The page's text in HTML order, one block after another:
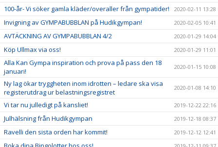
100-år- Vi söker gamla kläder/overaller från gympatider! 2020-02-11 13:28
Invigning av GYMPABUBBLAN på Hudikgympan! 2020-02-05 10:41
AVTÄCKNING AV GYMPABUBBLAN 4/2 2020-01-29 14:04
Köp Ullmax via oss! 2020-01-29 11:01
Alla Kan Gympa inspiration och prova på pass den 18
januari!
2020-01-15 10:08
Ny lag ökar tryggheten inom idrotten – ledare ska visa
registerutdrag ur belastningsregistret
2020-01-08 14:10
Vi tar nu julledigt på kansliet! 2019-12-22 22:16
Julhälsning från Hudikgympan 2019-12-18 08:37
Ravelli den sista orden har kommit! 2019-12-12 12:41